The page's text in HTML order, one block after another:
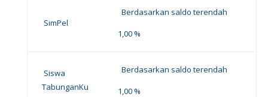
SimPel
Berdasarkan saldo terendah
1,00 %
Siswa
TabunganKu
Berdasarkan saldo terendah
1,00 %